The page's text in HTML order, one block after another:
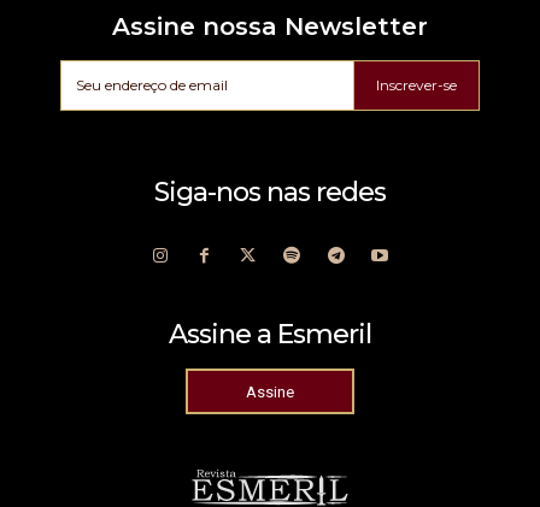
Assine nossa Newsletter
Inscrever-se
Siga-nos nas redes
Assine a Esmeril
Assine